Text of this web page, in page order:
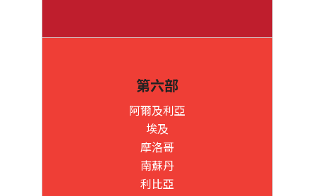
第六部
阿爾及利亞
埃及
摩洛哥
南蘇丹
利比亞